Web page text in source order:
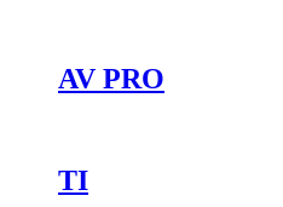
AV PRO
TI